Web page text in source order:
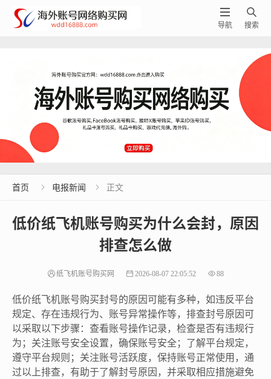

搜索

导航
首页  电报新闻  正文
低价纸飞机账号购买为什么会封，原因
排查怎么做
纸飞机账号购买网 2026-08-07 22:05:52 88
低价纸飞机账号购买封号的原因可能有多种，如违反平台
规定、存在违规行为、账号异常操作等，排查封号原因可
以采取以下步骤：查看账号操作记录，检查是否有违规行
为；关注账号安全设置，确保账号安全；了解平台规定，
遵守平台规则；关注账号活跃度，保持账号正常使用，通
过以上排查，有助于了解封号原因，并采取相应措施避免